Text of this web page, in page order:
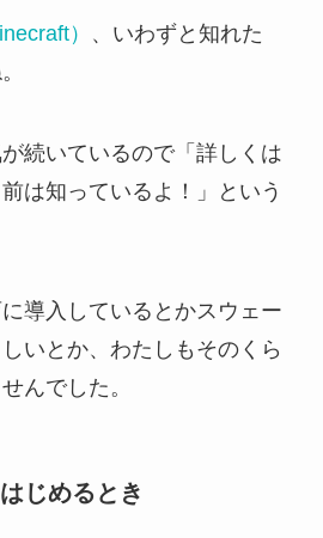
）
、いわずと知れた
続いているので「詳しくは
は知っているよ！」という
導入しているとかスウェー
いとか、わたしもそのくら
んでした。
じめるとき